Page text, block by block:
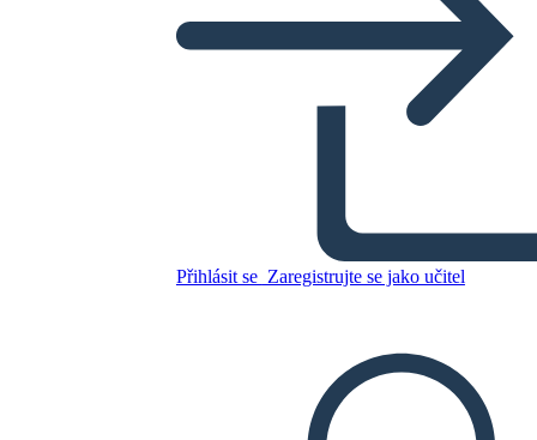
Přihlásit se Zaregistrujte se jako učitel
Zkopírujte tento scénář